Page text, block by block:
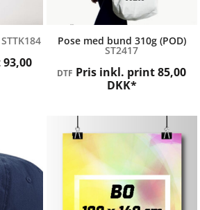
STTK184
93,00
Label Free
Pose med bund 310g (POD)
ST2417
DTF Pris inkl. print85,00
DKK*